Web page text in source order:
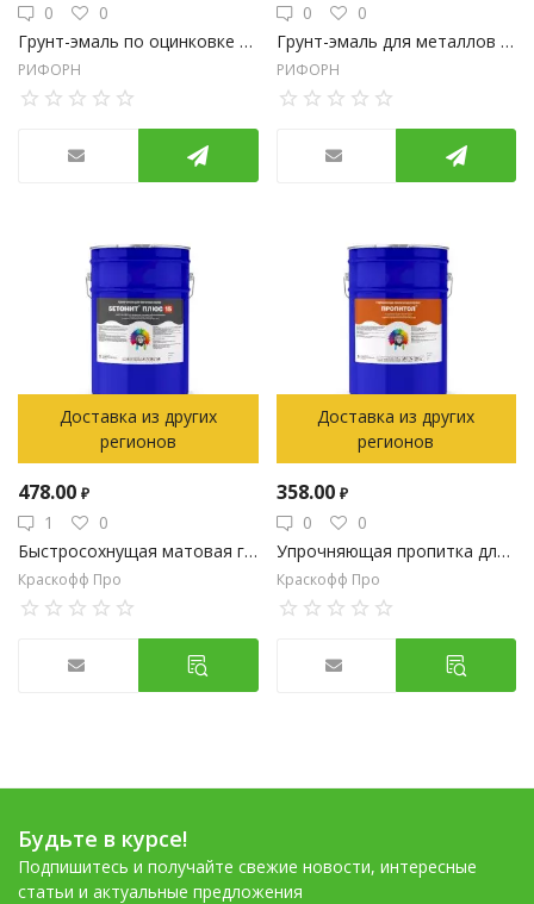
0
0
Грунт-эмаль по оцинковке Цинкомет (УФ) полиуретановая 25 кг
РИФОРН
0
0
Грунт-эмаль для металлов Алюминол 20 кг
РИФОРН
Доставка из других
регионов
478.00 ₽
1
0
Быстросохнущая матовая грунт-эмаль для бетона и асфальта - БЕТОНИТ ПЛЮС 15 (Kraskoff Pro) Тара 25кг
Краскофф Про
Доставка из других
регионов
358.00 ₽
0
0
Упрочняющая пропитка для бетона и бетонных полов - ПРОПИТОЛ (Kraskoff Pro) Тара 20л
Краскофф Про
Будьте в курсе!
Подпишитесь и получайте свежие новости, интересные
статьи и актуальные предложения